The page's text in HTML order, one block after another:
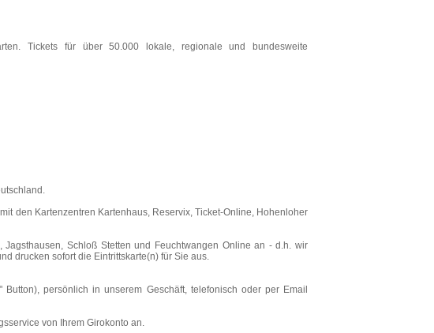
Tickets für über 50.000 lokale, regionale und bundesweite
den Kartenzentren Kartenhaus, Reservix, Ticket-Online, Hohenloher
Schloß Stetten und Feuchtwangen Online an - d.h. wir
drucken sofort die Eintrittskarte(n) für Sie aus.
persönlich in unserem Geschäft, telefonisch oder per Email
von Ihrem Girokonto an.